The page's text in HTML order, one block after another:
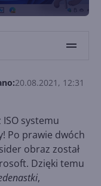
20.08.2021, 12:31
systemu
Po prawie dwóch
obraz został
Dzięki temu
,